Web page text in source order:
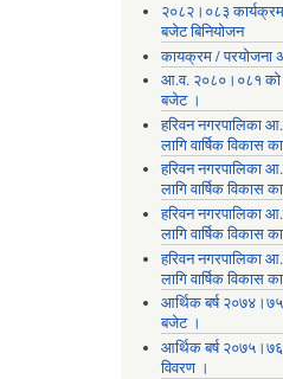
२०८२।०८३
बजेट बिनियोजन
कायक्रम / परयोजना
आ.व. २०८०।०८१ को
बजेट ।
हरिवन नगरपालिका
लागि वार्षिक विकास
हरिवन नगरपालिका
लागि वार्षिक विकास
हरिवन नगरपालिका
लागि वार्षिक विकास
हरिवन नगरपालिका
लागि वार्षिक विकास
आर्थिक बर्ष
बजेट ।
आर्थिक बर्ष
विवरण ।